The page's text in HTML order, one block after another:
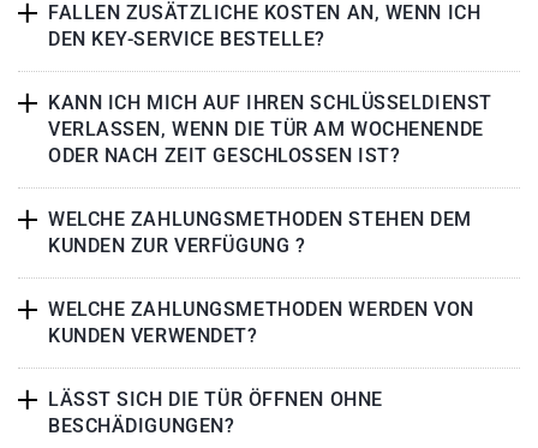
FALLEN ZUSÄTZLICHE KOSTEN AN, WENN ICH
DEN KEY-SERVICE BESTELLE?
KANN ICH MICH AUF IHREN SCHLÜSSELDIENST
VERLASSEN, WENN DIE TÜR AM WOCHENENDE
ODER NACH ZEIT GESCHLOSSEN IST?
WELCHE ZAHLUNGSMETHODEN STEHEN DEM
KUNDEN ZUR VERFÜGUNG ?
WELCHE ZAHLUNGSMETHODEN WERDEN VON
KUNDEN VERWENDET?
LÄSST SICH DIE TÜR ÖFFNEN OHNE
BESCHÄDIGUNGEN?